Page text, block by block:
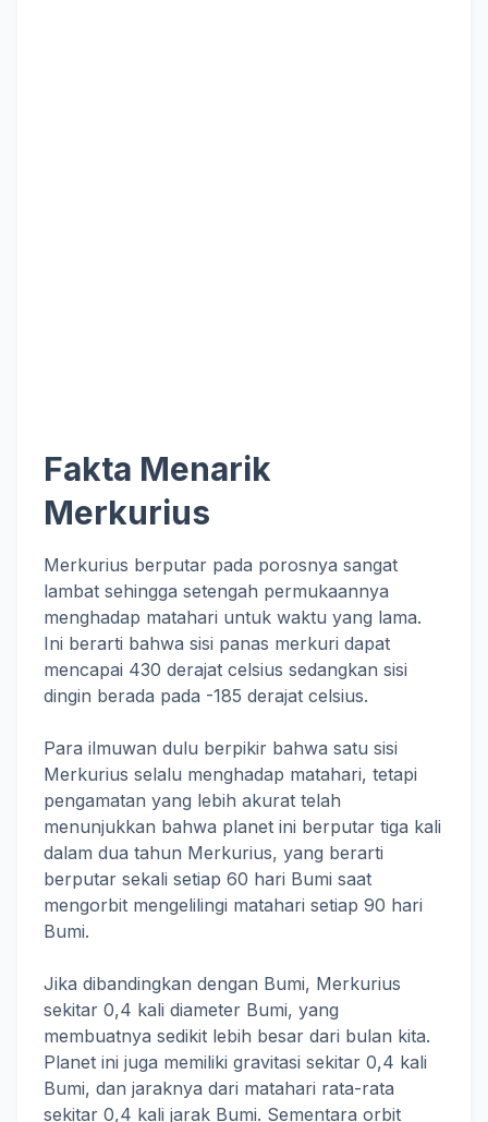
Fakta Menarik
Merkurius
Merkurius berputar pada porosnya sangat
lambat sehingga setengah permukaannya
menghadap matahari untuk waktu yang lama.
Ini berarti bahwa sisi panas merkuri dapat
mencapai 430 derajat celsius sedangkan sisi
dingin berada pada -185 derajat celsius.
Para ilmuwan dulu berpikir bahwa satu sisi
Merkurius selalu menghadap matahari, tetapi
pengamatan yang lebih akurat telah
menunjukkan bahwa planet ini berputar tiga kali
dalam dua tahun Merkurius, yang berarti
berputar sekali setiap 60 hari Bumi saat
mengorbit mengelilingi matahari setiap 90 hari
Bumi.
Jika dibandingkan dengan Bumi, Merkurius
sekitar 0,4 kali diameter Bumi, yang
membuatnya sedikit lebih besar dari bulan kita.
Planet ini juga memiliki gravitasi sekitar 0,4 kali
Bumi, dan jaraknya dari matahari rata-rata
sekitar 0,4 kali jarak Bumi. Sementara orbit